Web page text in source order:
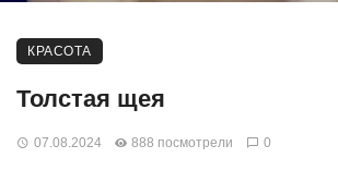
КРАСОТА
Толстая щея
07.08.2024 888 посмотрели 0